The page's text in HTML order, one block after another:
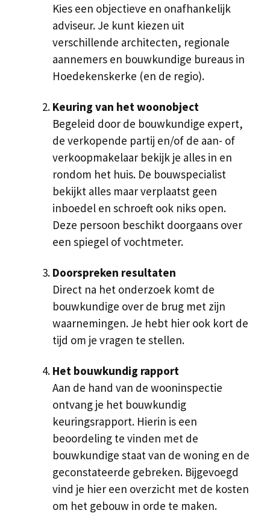
Kies een objectieve en onafhankelijk
adviseur. Je kunt kiezen uit
verschillende architecten, regionale
aannemers en bouwkundige bureaus in
Hoedekenskerke (en de regio).
Keuring van het woonobject
Begeleid door de bouwkundige expert,
de verkopende partij en/of de aan- of
verkoopmakelaar bekijk je alles in en
rondom het huis. De bouwspecialist
bekijkt alles maar verplaatst geen
inboedel en schroeft ook niks open.
Deze persoon beschikt doorgaans over
een spiegel of vochtmeter.
Doorspreken resultaten
Direct na het onderzoek komt de
bouwkundige over de brug met zijn
waarnemingen. Je hebt hier ook kort de
tijd om je vragen te stellen.
Het bouwkundig rapport
Aan de hand van de wooninspectie
ontvang je het bouwkundig
keuringsrapport. Hierin is een
beoordeling te vinden met de
bouwkundige staat van de woning en de
geconstateerde gebreken. Bijgevoegd
vind je hier een overzicht met de kosten
om het gebouw in orde te maken.